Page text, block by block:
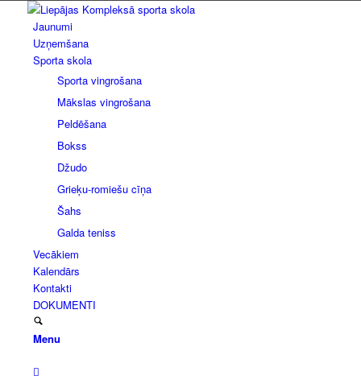
Jaunumi
Uzņemšana
Sporta skola
Sporta vingrošana
Mākslas vingrošana
Peldēšana
Bokss
Džudo
Grieķu-romiešu cīņa
Šahs
Galda teniss
Vecākiem
Kalendārs
Kontakti
DOKUMENTI
Menu